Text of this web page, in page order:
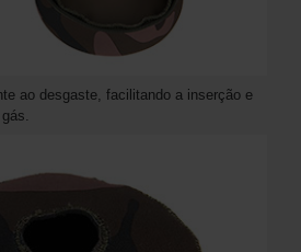
ao desgaste, facilitando a inserção e